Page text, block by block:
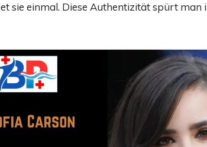
sie einmal. Diese Authentizität spürt man